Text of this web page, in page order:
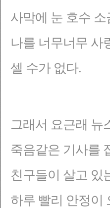
사막에 눈 호수 소
나를 너무너무 사
셀 수가 없다.
그래서 요근래 뉴
죽음같은 기사를
친구들이 살고 있
하루 빨리 안정이